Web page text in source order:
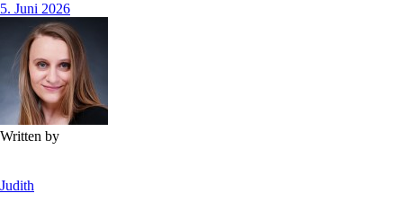
5. Juni 2026
Written by
Judith